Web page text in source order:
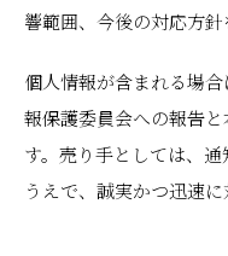
響範囲、今後の対応方針
個人情報が含まれる場
報保護委員会への報告
す。売り手としては、
うえで、誠実かつ迅速に